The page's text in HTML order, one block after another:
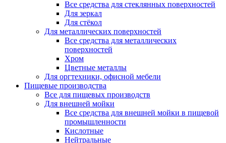
Все средства для стеклянных поверхностей
Для зеркал
Для стёкол
Для металлических поверхностей
Все средства для металлических
поверхностей
Хром
Цветные металлы
Для оргтехники, офисной мебели
Пищевые производства
Все для пищевых производств
Для внешней мойки
Все средства для внешней мойки в пищевой
промышленности
Кислотные
Нейтральные